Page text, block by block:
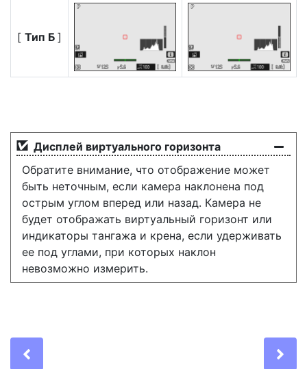
[ Тип Б ]
Дисплей виртуального горизонта
Обратите внимание, что отображение может
быть неточным, если камера наклонена под
острым углом вперед или назад. Камера не
будет отображать виртуальный горизонт или
индикаторы тангажа и крена, если удерживать
ее под углами, при которых наклон
невозможно измерить.